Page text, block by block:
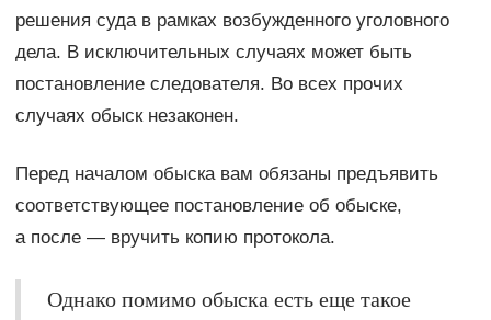
решения суда в рамках возбужденного уголовного
дела. В исключительных случаях может быть
постановление следователя. Во всех прочих
случаях обыск незаконен.
Перед началом обыска вам обязаны предъявить
соответствующее постановление об обыске,
а после — вручить копию протокола.
Однако помимо обыска есть еще такое